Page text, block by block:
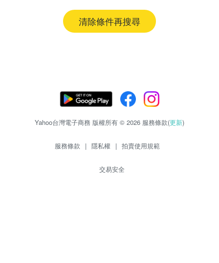
清除條件再搜尋
Yahoo台灣電子商務 版權所有 © 2026 服務條款(更新)
服務條款 | 隱私權 | 拍賣使用規範
交易安全